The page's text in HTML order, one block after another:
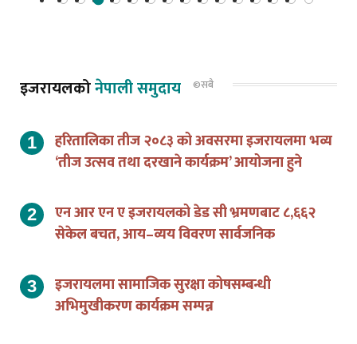
इजरायलकोनेपाली समुदाय ©सबै
हरितालिका तीज २०८३ को अवसरमा इजरायलमा भव्य
‘तीज उत्सव तथा दरखाने कार्यक्रम’ आयोजना हुने
एन आर एन ए इजरायलको डेड सी भ्रमणबाट ८,६६२
सेकेल बचत, आय–व्यय विवरण सार्वजनिक
इजरायलमा सामाजिक सुरक्षा कोषसम्बन्धी
अभिमुखीकरण कार्यक्रम सम्पन्न